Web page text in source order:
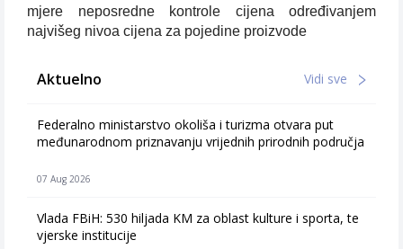
mjere neposredne kontrole cijena određivanjem
najvišeg nivoa cijena za pojedine proizvode
Aktuelno Vidi sve
Federalno ministarstvo okoliša i turizma otvara put
međunarodnom priznavanju vrijednih prirodnih područja
07 Aug 2026
Vlada FBiH: 530 hiljada KM za oblast kulture i sporta, te
vjerske institucije